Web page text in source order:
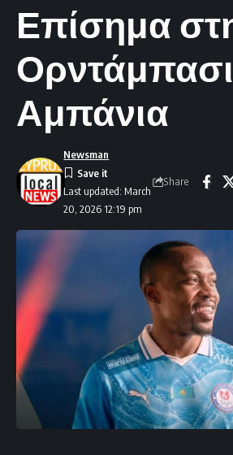
Επίσημα
Αμπάνια
Last updated: March
20, 2026 12:19 pm
Newsman
Share